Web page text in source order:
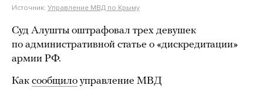
Источник: Управление МВД по Крыму
Суд Алушты оштрафовал трех девушек
по административной статье о «дискредитации»
армии РФ.
Как сообщило управление МВД